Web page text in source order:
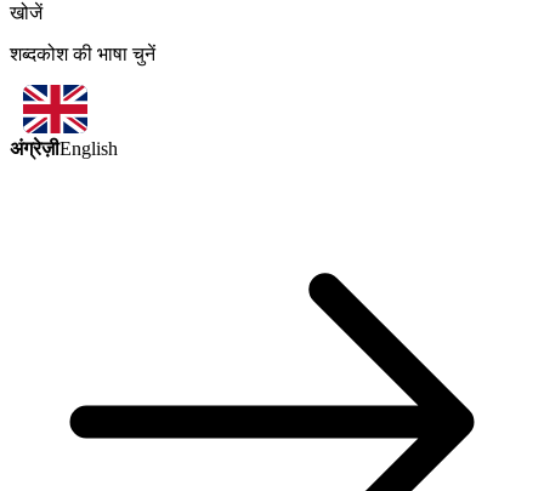
खोजें
शब्दकोश की भाषा चुनें
अंग्रेज़ीEnglish